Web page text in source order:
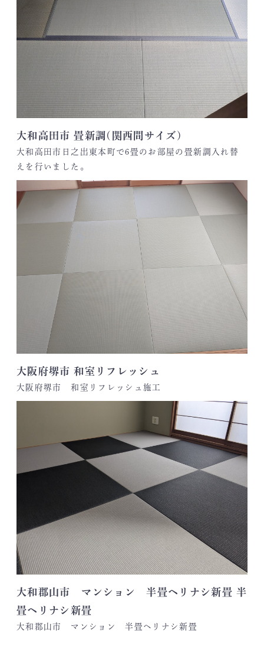
大和高田市 畳新調(関西間サイズ)
大和高田市日之出東本町で6畳のお部屋の畳新調入れ替
えを行いました。
大阪府堺市 和室リフレッシュ
大阪府堺市 和室リフレッシュ施工
大和郡山市 マンション 半畳ヘリナシ新畳 半
畳ヘリナシ新畳
大和郡山市 マンション 半畳ヘリナシ新畳